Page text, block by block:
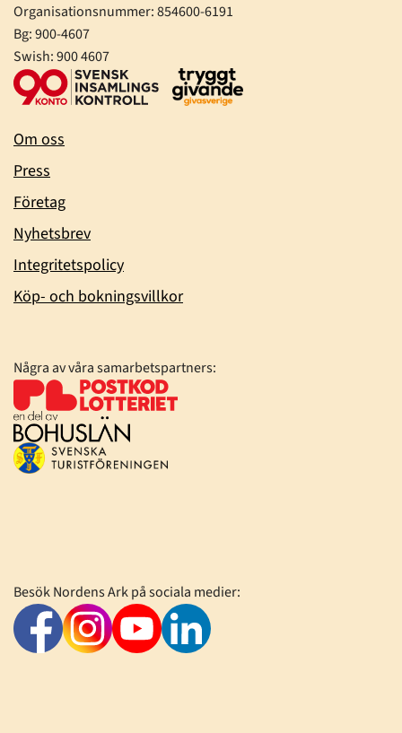
Organisationsnummer:854600-6191
Bg: 900-4607
Swish: 900 4607
Om oss
Press
Företag
Nyhetsbrev
Integritetspolicy
Köp- och bokningsvillkor
Några av våra samarbetspartners:
Besök Nordens Ark på sociala medier: